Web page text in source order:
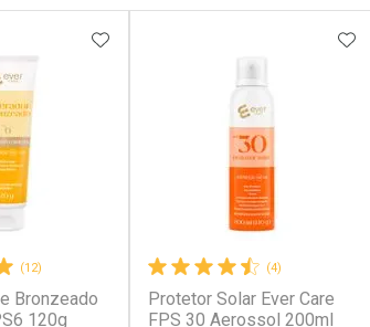
Ativar Desconto
(12)
Bronzeado
120g
ADICIONAR AOS FAVORITOS
(4)
Protetor Solar Ever Care
FPS 30 Aerossol 200ml